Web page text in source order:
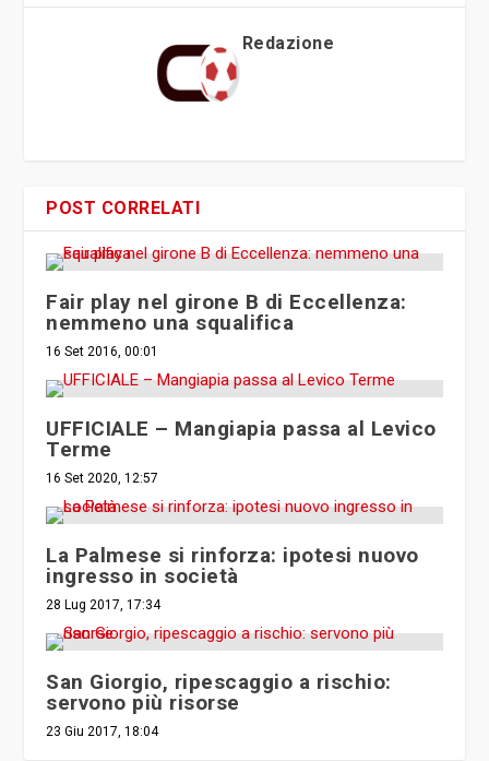
Redazione
POST CORRELATI
Fair play nel girone B di Eccellenza:
nemmeno una squalifica
16 Set 2016, 00:01
UFFICIALE – Mangiapia passa al Levico
Terme
16 Set 2020, 12:57
La Palmese si rinforza: ipotesi nuovo
ingresso in società
28 Lug 2017, 17:34
San Giorgio, ripescaggio a rischio:
servono più risorse
23 Giu 2017, 18:04